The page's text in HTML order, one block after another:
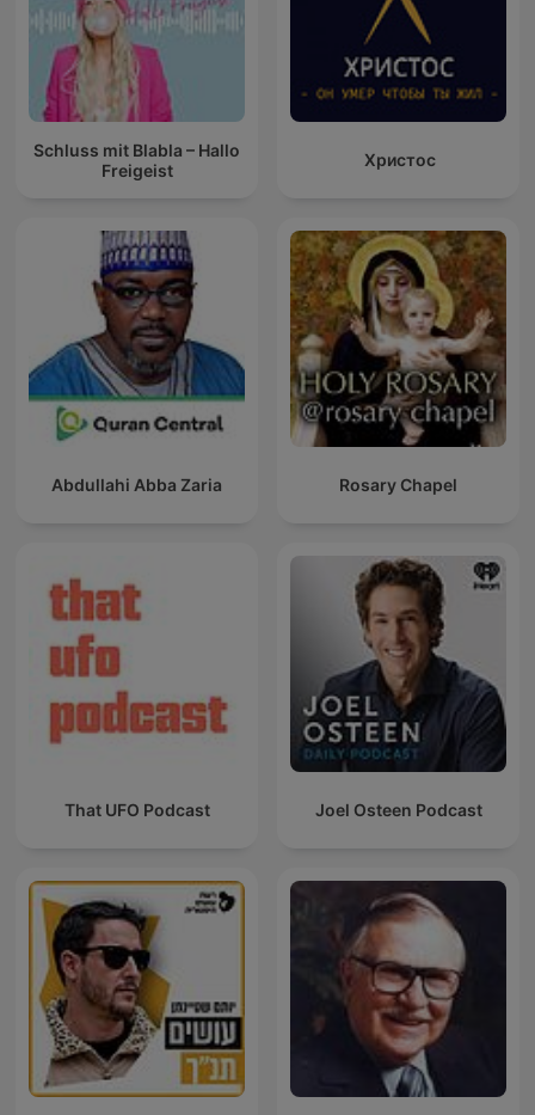
Schluss mit Blabla – Hallo
Freigeist
Христос
Abdullahi Abba Zaria Rosary Chapel
That UFO Podcast Joel Osteen Podcast